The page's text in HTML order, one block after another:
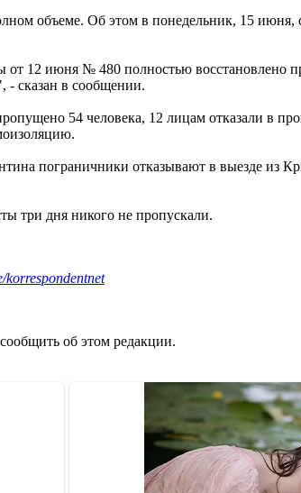
объеме. Об этом в понедельник, 15 июня,
12 июня № 480 полностью восстановлено
- сказан в сообщении.
54 человека, 12 лицам отказали в
пограничники отказывают в выезде из
три дня никого не пропускали.
korrespondentnet
об этом редакции.